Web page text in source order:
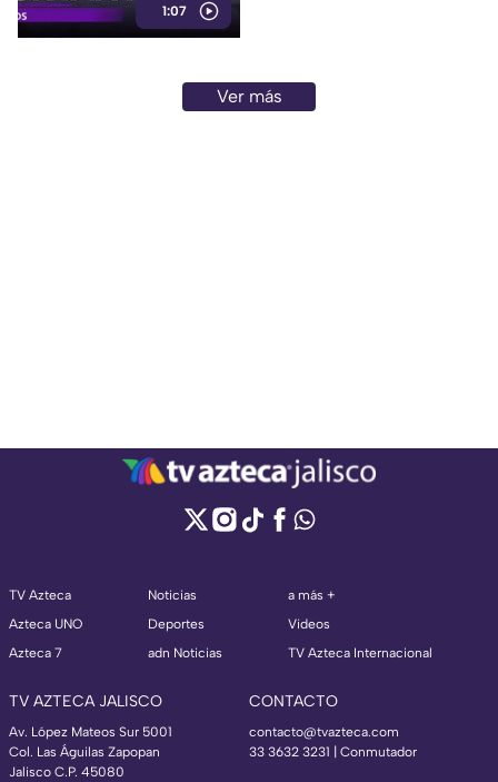
1:07
Ver más
TV Azteca
Azteca UNO
Azteca 7
Noticias
Deportes
adn Noticias
a más +
Videos
TV Azteca Internacional
TV AZTECA JALISCO
Av. López Mateos Sur 5001
Col. Las Águilas Zapopan
Jalisco C.P. 45080
CONTACTO
contacto@tvazteca.com
33 3632 3231 | Conmutador